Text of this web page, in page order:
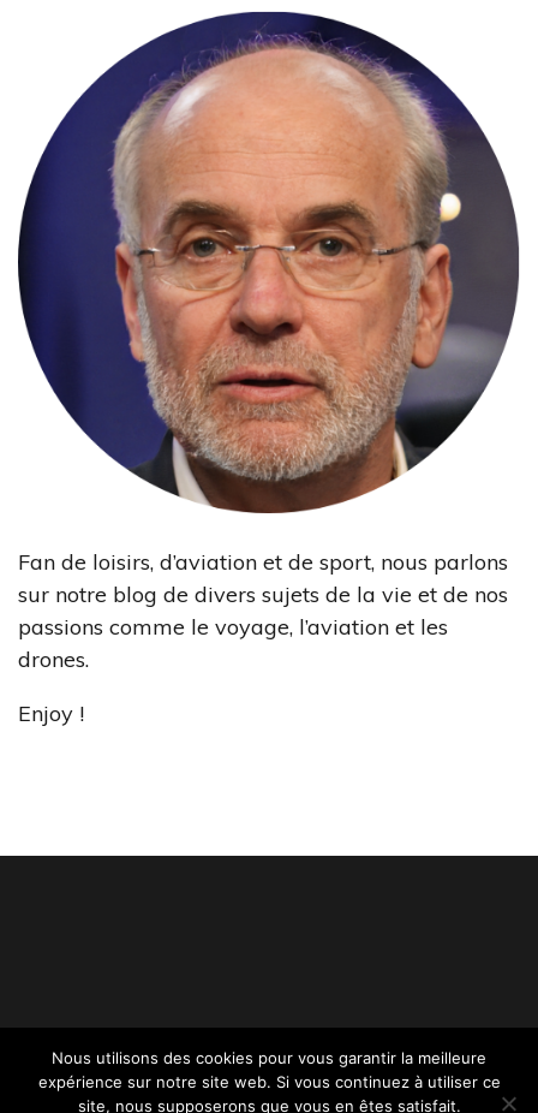
Fan de loisirs, d’aviation et de sport, nous parlons
sur notre blog de divers sujets de la vie et de nos
passions comme le voyage, l’aviation et les
drones.
Enjoy !
Tous droits réservés.
Nous utilisons des cookies pour vous garantir la meilleure
expérience sur notre site web. Si vous continuez à utiliser ce
site, nous supposerons que vous en êtes satisfait.